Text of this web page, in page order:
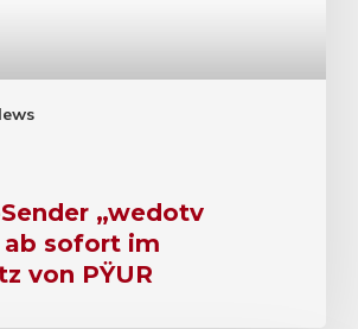
„wedotv
ab sofort im
von PŸUR